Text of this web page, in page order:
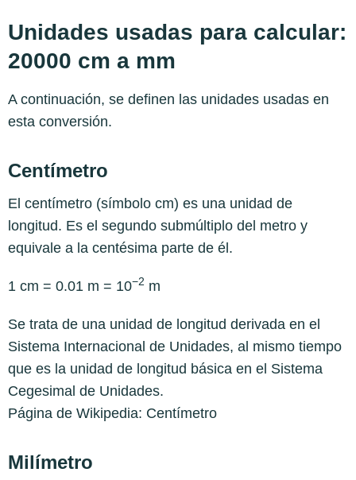
Unidades usadas para calcular:
20000 cm a mm
A continuación, se definen las unidades usadas en
esta conversión.
Centímetro
El centímetro (símbolo cm) es una unidad de
longitud. Es el segundo submúltiplo del metro y
equivale a la centésima parte de él.
1 cm = 0.01 m = 10−2 m
Se trata de una unidad de longitud derivada en el
Sistema Internacional de Unidades, al mismo tiempo
que es la unidad de longitud básica en el Sistema
Cegesimal de Unidades.
Página de Wikipedia: Centímetro
Milímetro